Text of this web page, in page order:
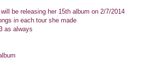
will
be releasing her 15th album on 2/7/2014
in each tour she made
as always